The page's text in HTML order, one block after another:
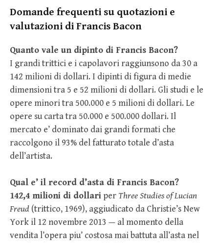
Domande frequenti su quotazioni e
valutazioni di Francis Bacon
Quanto vale un dipinto di Francis Bacon?
I grandi trittici e i capolavori raggiunsono da 30 a
142 milioni di dollari. I dipinti di figura di medie
dimensioni tra 5 e 52 milioni di dollari. Gli studi e le
opere minori tra 500.000 e 5 milioni di dollari. Le
opere su carta tra 50.000 e 500.000 dollari. Il
mercato e’ dominato dai grandi formati che
raccolgono il 93% del fatturato totale d’asta
dell’artista.
Qual e’ il record d’asta di Francis Bacon?
142,4 milioni di dollari per Three Studies of Lucian
Freud (trittico, 1969), aggiudicato da Christie’s New
York il 12 novembre 2013 — al momento della
vendita l’opera piu’ costosa mai battuta all’asta nel